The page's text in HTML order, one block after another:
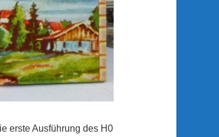
erste Ausführung des H0